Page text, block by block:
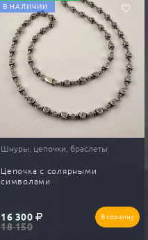
В НАЛИЧИИ
Шнуры, цепочки, браслеты
Цепочка с солярными
символами
16 300
18 150
В корзину